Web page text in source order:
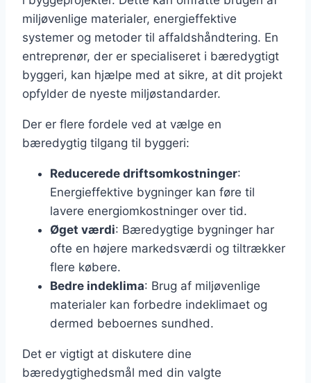
miljøvenlige materialer, energieffektive
systemer og metoder til affaldshåndtering. En
entreprenør, der er specialiseret i bæredygtigt
byggeri, kan hjælpe med at sikre, at dit projekt
opfylder de nyeste miljøstandarder.
Der er flere fordele ved at vælge en
bæredygtig tilgang til byggeri:
Reducerede driftsomkostninger:
Energieffektive bygninger kan føre til
lavere energiomkostninger over tid.
Øget værdi: Bæredygtige bygninger har
ofte en højere markedsværdi og tiltrækker
flere købere.
Bedre indeklima: Brug af miljøvenlige
materialer kan forbedre indeklimaet og
dermed beboernes sundhed.
Det er vigtigt at diskutere dine
bæredygtighedsmål med din valgte